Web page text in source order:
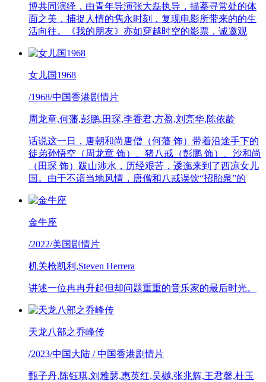
博共同演绎，由青年导演张大磊执导，描摹寻常处的体
面之美，捕捉人情的隽永时刻，复现电影所带来的的生
活向往。《我的朋友》亦如穿越时空的影票，诚邀观
女儿国1968
/1968/中国香港剧情片
周龙章,何藩,彭鹏,田琛,李香君,方盈,刘亮华,陈依龄
话说这一日，唐朝和尚唐僧（何藩 饰）带着沿途手下的
徒弟孙悟空（周龙章 饰）、猪八戒（彭鹏 饰）、沙和尚
（田琛 饰）跋山涉水，历经艰苦，逶迤来到了西凉女儿
国。由于不谙当地风情，唐僧和八戒误饮“招胎泉”的
金牛座
/2022/美国剧情片
机关枪凯利,Steven Herrera
讲述一位冉冉升起但却问题重重的音乐家的最后时光。
天龙八部之乔峰传
/2023/中国大陆 / 中国香港剧情片
甄子丹,陈钰琪,刘雅瑟,惠英红,吴樾,张兆辉,王君馨,杜玉